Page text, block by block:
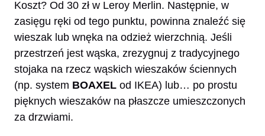
Koszt? Od 30 zł w Leroy Merlin. Następnie, w
zasięgu ręki od tego punktu, powinna znaleźć się
wieszak lub wnęka na odzież wierzchnią. Jeśli
przestrzeń jest wąska, zrezygnuj z tradycyjnego
stojaka na rzecz wąskich wieszaków ściennych
(np. system BOAXEL od IKEA) lub… po prostu
pięknych wieszaków na płaszcze umieszczonych
za drzwiami.